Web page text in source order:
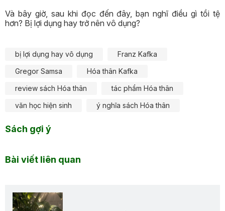
Và bây giờ, sau khi đọc đến đây, bạn nghĩ điều gì tồi tệ
hơn? Bị lợi dụng hay trở nên vô dụng?
bị lợi dụng hay vô dụng
Franz Kafka
Gregor Samsa
Hóa thân Kafka
review sách Hóa thân
tác phẩm Hóa thân
văn học hiện sinh
ý nghĩa sách Hóa thân
Sách gợi ý
Bài viết liên quan